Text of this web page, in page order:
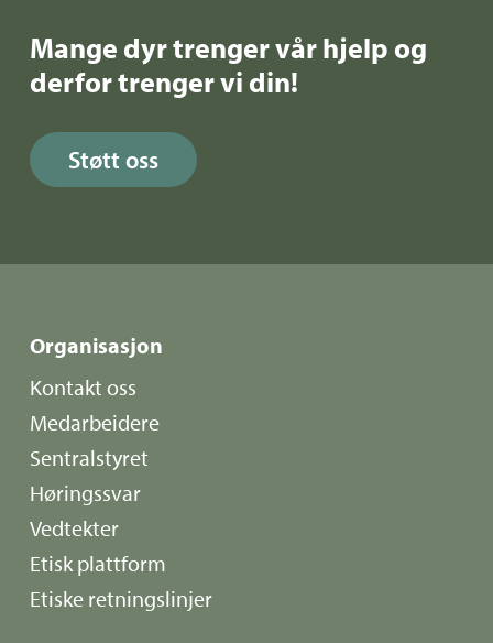
Mange dyr trenger vår hjelp og
derfor trenger vi din!
Støtt oss
Organisasjon
Kontakt oss
Medarbeidere
Sentralstyret
Høringssvar
Vedtekter
Etisk plattform
Etiske retningslinjer